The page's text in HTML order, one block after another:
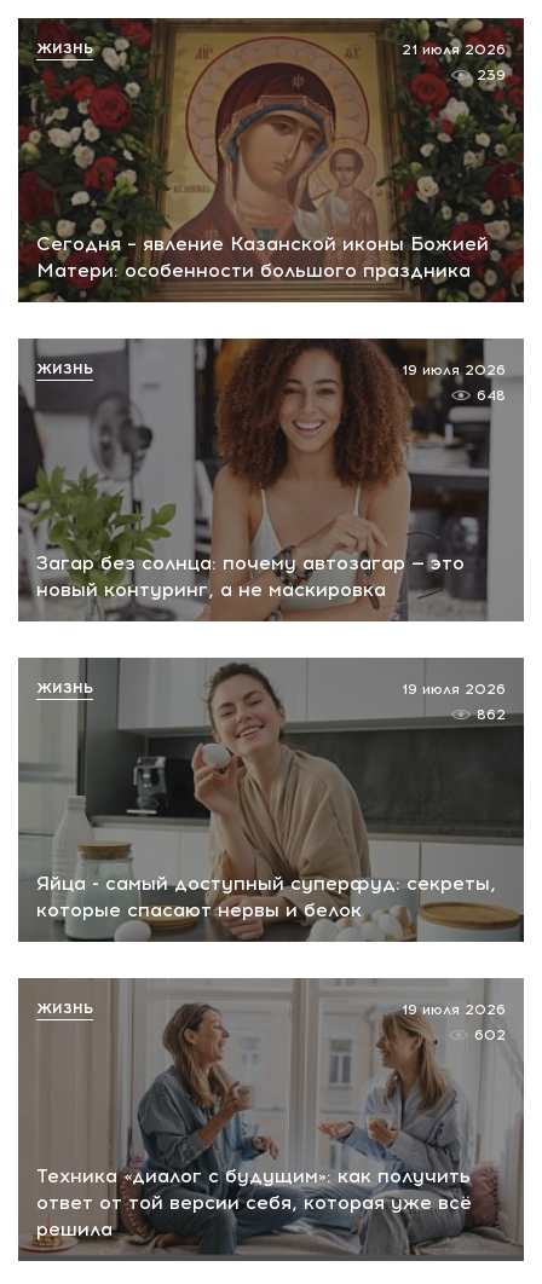
Сегодня – явление Казанской иконы Божией
Матери: особенности большого праздника
21 июля 2026
239
ЖИЗНЬ
Загар без солнца: почему автозагар — это
новый контуринг, а не маскировка
19 июля 2026
648
ЖИЗНЬ
Яйца - самый доступный суперфуд: секреты,
которые спасают нервы и белок
19 июля 2026
862
ЖИЗНЬ
Техника «диалог с будущим»: как получить
ответ от той версии себя, которая уже всё
решила
19 июля 2026
602
ЖИЗНЬ